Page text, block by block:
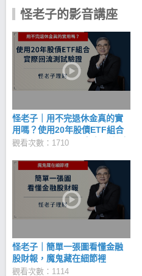
怪老子的影音講座
怪老子｜用不完退休金真的實
用嗎？使用20年股債ETF組合
(006203, 00679B)實際回流測
觀看次數：1710
怪老子｜簡單一張圖看懂金融
股財報，魔鬼藏在細節裡
觀看次數：1114